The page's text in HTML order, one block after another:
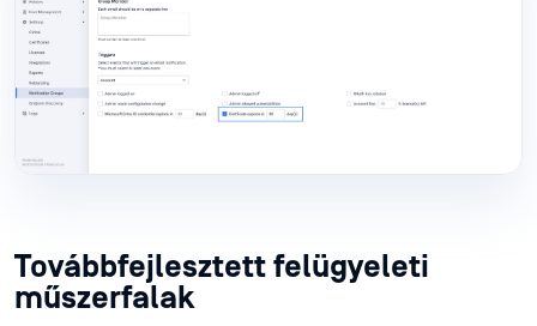
Továbbfejlesztett felügyeleti
műszerfalak